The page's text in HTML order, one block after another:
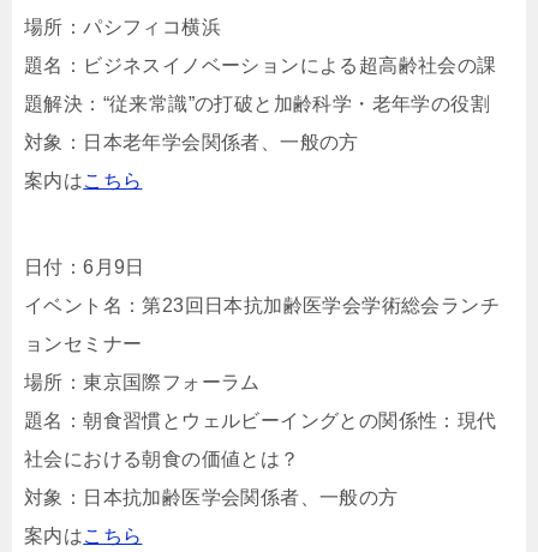
場所：パシフィコ横浜
題名：ビジネスイノベーションによる超高齢社会の課
題解決：“従来常識”の打破と加齢科学・老年学の役割
対象：日本老年学会関係者、一般の方
案内はこちら
日付：6月9日
イベント名：第23回日本抗加齢医学会学術総会ランチ
ョンセミナー
場所：東京国際フォーラム
題名：朝食習慣とウェルビーイングとの関係性：現代
社会における朝食の価値とは？
対象：日本抗加齢医学会関係者、一般の方
案内はこちら